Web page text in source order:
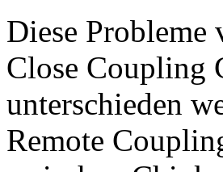
Diese
Close Coupling
unterschieden
Remote